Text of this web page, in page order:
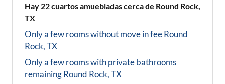
Hay 22cuartos amuebladas cerca de Round Rock,
TX
Only a few rooms without move in feeRound
Rock, TX
Only a few rooms with private bathrooms
remainingRound Rock, TX